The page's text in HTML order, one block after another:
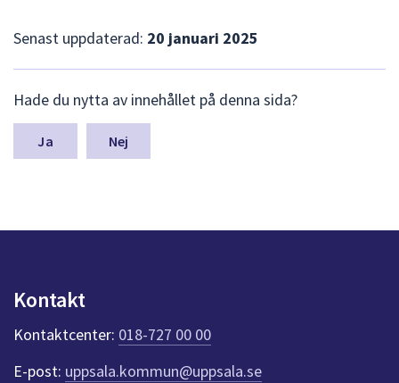
Senast uppdaterad: 20 januari 2025
ä
m
a
p
k
t
e
f
Hade du nytta av innehållet på denna sida?
Nej
Kontakt
Kontaktcenter: 018-727 00 00
E-post: uppsala.kommun@uppsala.se